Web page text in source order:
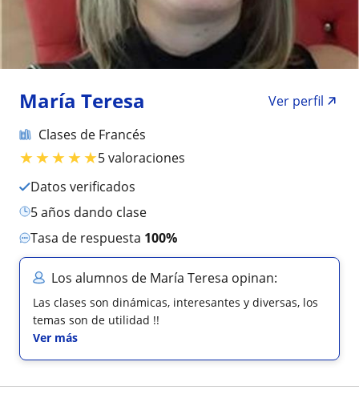
María Teresa
Ver perfil
Clases de Francés
★★★★★5 valoraciones
Datos verificados
5 años dando clase
Tasa de respuesta 100%
Los alumnos de María Teresa opinan:
Las clases son dinámicas, interesantes y diversas, los
temas son de utilidad !!
Ver más